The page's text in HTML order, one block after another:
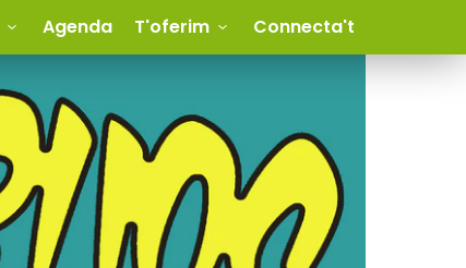
Agenda T'oferim Connecta't